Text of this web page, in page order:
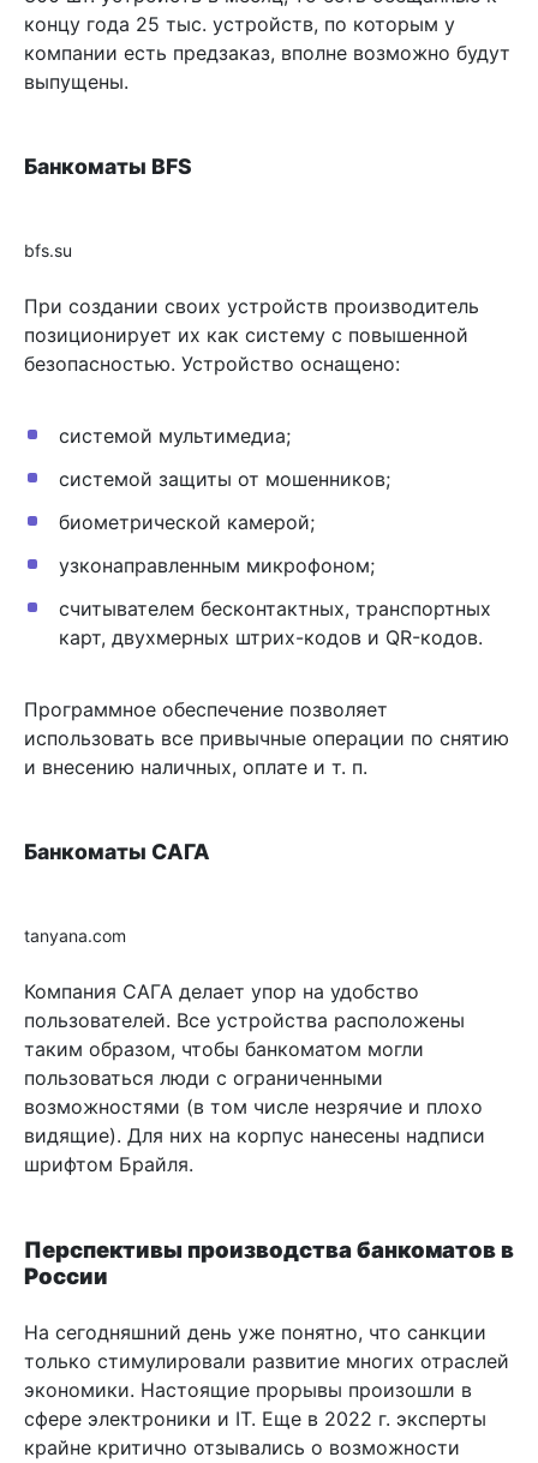
концу года 25 тыс. устройств, по которым у
компании есть предзаказ, вполне возможно будут
выпущены.
Банкоматы BFS
bfs.su
При создании своих устройств производитель
позиционирует их как систему с повышенной
безопасностью. Устройство оснащено:
системой мультимедиа;
системой защиты от мошенников;
биометрической камерой;
узконаправленным микрофоном;
считывателем бесконтактных, транспортных
карт, двухмерных штрих-кодов и QR-кодов.
Программное обеспечение позволяет
использовать все привычные операции по снятию
и внесению наличных, оплате и т. п.
Банкоматы САГА
tanyana.com
Компания САГА делает упор на удобство
пользователей. Все устройства расположены
таким образом, чтобы банкоматом могли
пользоваться люди с ограниченными
возможностями (в том числе незрячие и плохо
видящие). Для них на корпус нанесены надписи
шрифтом Брайля.
Перспективы производства банкоматов в
России
На сегодняшний день уже понятно, что санкции
только стимулировали развитие многих отраслей
экономики. Настоящие прорывы произошли в
сфере электроники и IT. Еще в 2022 г. эксперты
крайне критично отзывались о возможности